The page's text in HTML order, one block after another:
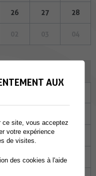
26 27 28
09 10
16 17
AUX
ce site, vous acceptez
votre expérience
de visites.
des cookies à l'aide